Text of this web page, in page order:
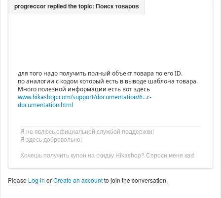
для того надо получить полный объект товара по его ID.
по аналогии с кодом который есть в выводе шаблона товара.
Много полезной информации есть вот здесь
www.hikashop.com/support/documentation/6...r-
documentation.html
Я не явлюсь официальной службой поддержки!
Я здесь добровольно!
Хочешь получить купон на скидку Hikashop? Спроси меня как!
Please Log in orCreate an accountto join the conversation.